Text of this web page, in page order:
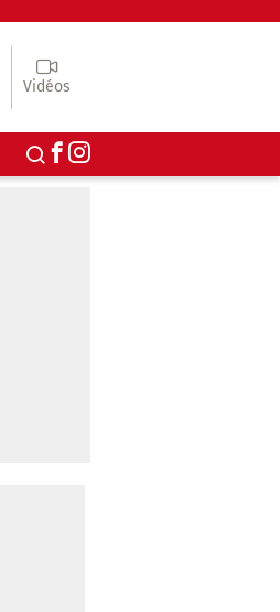
Vidéos